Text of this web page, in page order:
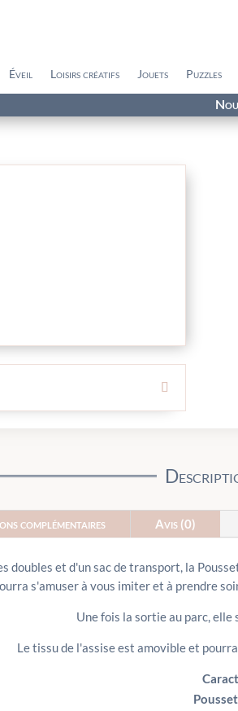
Éveil Loisirs créatifs Jouets Puzzles
complémentaires Avis (0)
doubles et d'un sac de transport, la
s'amuser à vous imiter et à prendre
Une fois la sortie au parc,
Le tissu de l'assise est amovible et